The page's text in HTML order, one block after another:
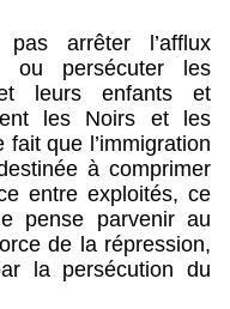
arrêter l’afflux
ou persécuter les
leurs enfants et
les Noirs et les
que l’immigration
à comprimer
entre exploités, ce
pense parvenir au
de la répression,
la persécution du